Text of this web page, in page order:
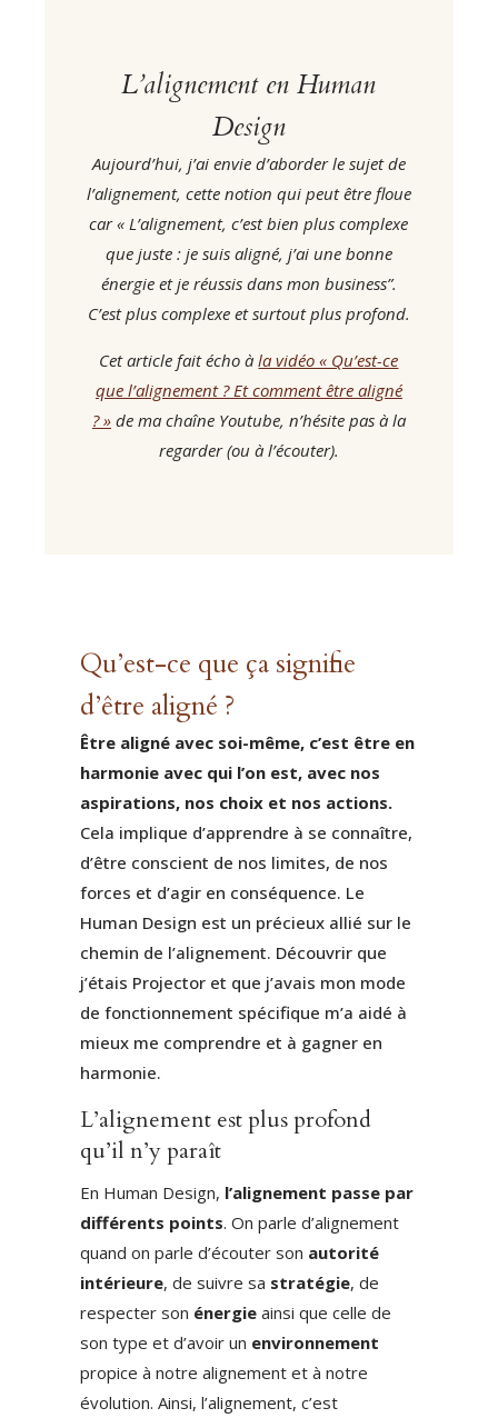
L’alignement en Human
Design
Aujourd’hui, j’ai envie d’aborder le sujet de
l’alignement, cette notion qui peut être floue
car « L’alignement, c’est bien plus complexe
que juste : je suis aligné, j’ai une bonne
énergie et je réussis dans mon business”.
C’est plus complexe et surtout plus profond.
Cet article fait écho àla vidéo « Qu’est-ce
que l’alignement ? Et comment être aligné
? »de ma chaîne Youtube, n’hésite pas à la
regarder (ou à l’écouter).
Qu’est-ce que ça signifie
d’être aligné ?
Être aligné avec soi-même, c’est être en
harmonie avec qui l’on est, avec nos
aspirations, nos choix et nos actions.
Cela implique d’apprendre à se connaître,
d’être conscient de nos limites, de nos
forces et d’agir en conséquence. Le
Human Design est un précieux allié sur le
chemin de l’alignement. Découvrir que
j’étais Projector et que j’avais mon mode
de fonctionnement spécifique m’a aidé à
mieux me comprendre et à gagner en
harmonie.
L’alignement est plus profond
qu’il n’y paraît
En Human Design, l’alignement passe par
différents points. On parle d’alignement
quand on parle d’écouter son autorité
intérieure, de suivre sa stratégie, de
respecter son énergieainsi que celle de
son type et d’avoir un environnement
propice à notre alignement et à notre
évolution. Ainsi, l’alignement, c’est